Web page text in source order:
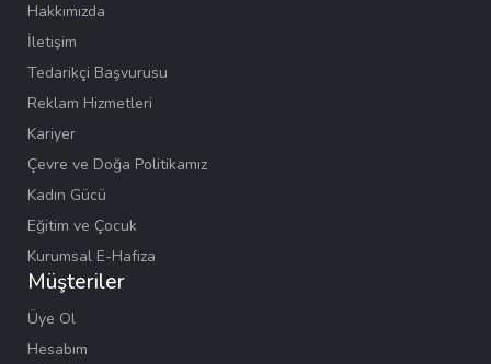
Hakkımızda
İletişim
Tedarikçi Başvurusu
Reklam Hizmetleri
Kariyer
Çevre ve Doğa Politikamız
Kadın Gücü
Eğitim ve Çocuk
Kurumsal E-Hafıza
Müşteriler
Üye Ol
Hesabım